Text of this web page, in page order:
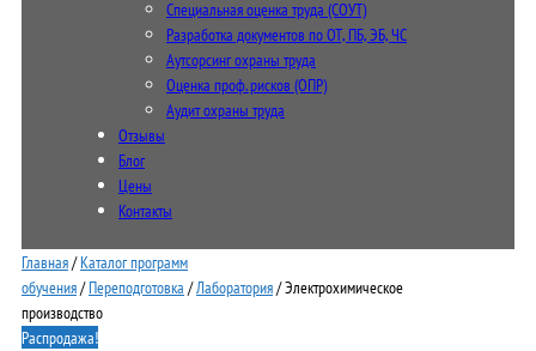
Специальная оценка труда (СОУТ)
Разработка документов по ОТ, ПБ, ЭБ, ЧС
Аутсорсинг охраны труда
Оценка проф. рисков (ОПР)
Аудит охраны труда
Отзывы
Блог
Цены
Контакты
Главная/Каталог программ
обучения/Переподготовка /Лаборатория/ Электрохимическое
производство
Распродажа!